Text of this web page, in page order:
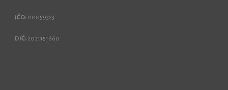
IČO: 00059323
DIČ: 2021151660